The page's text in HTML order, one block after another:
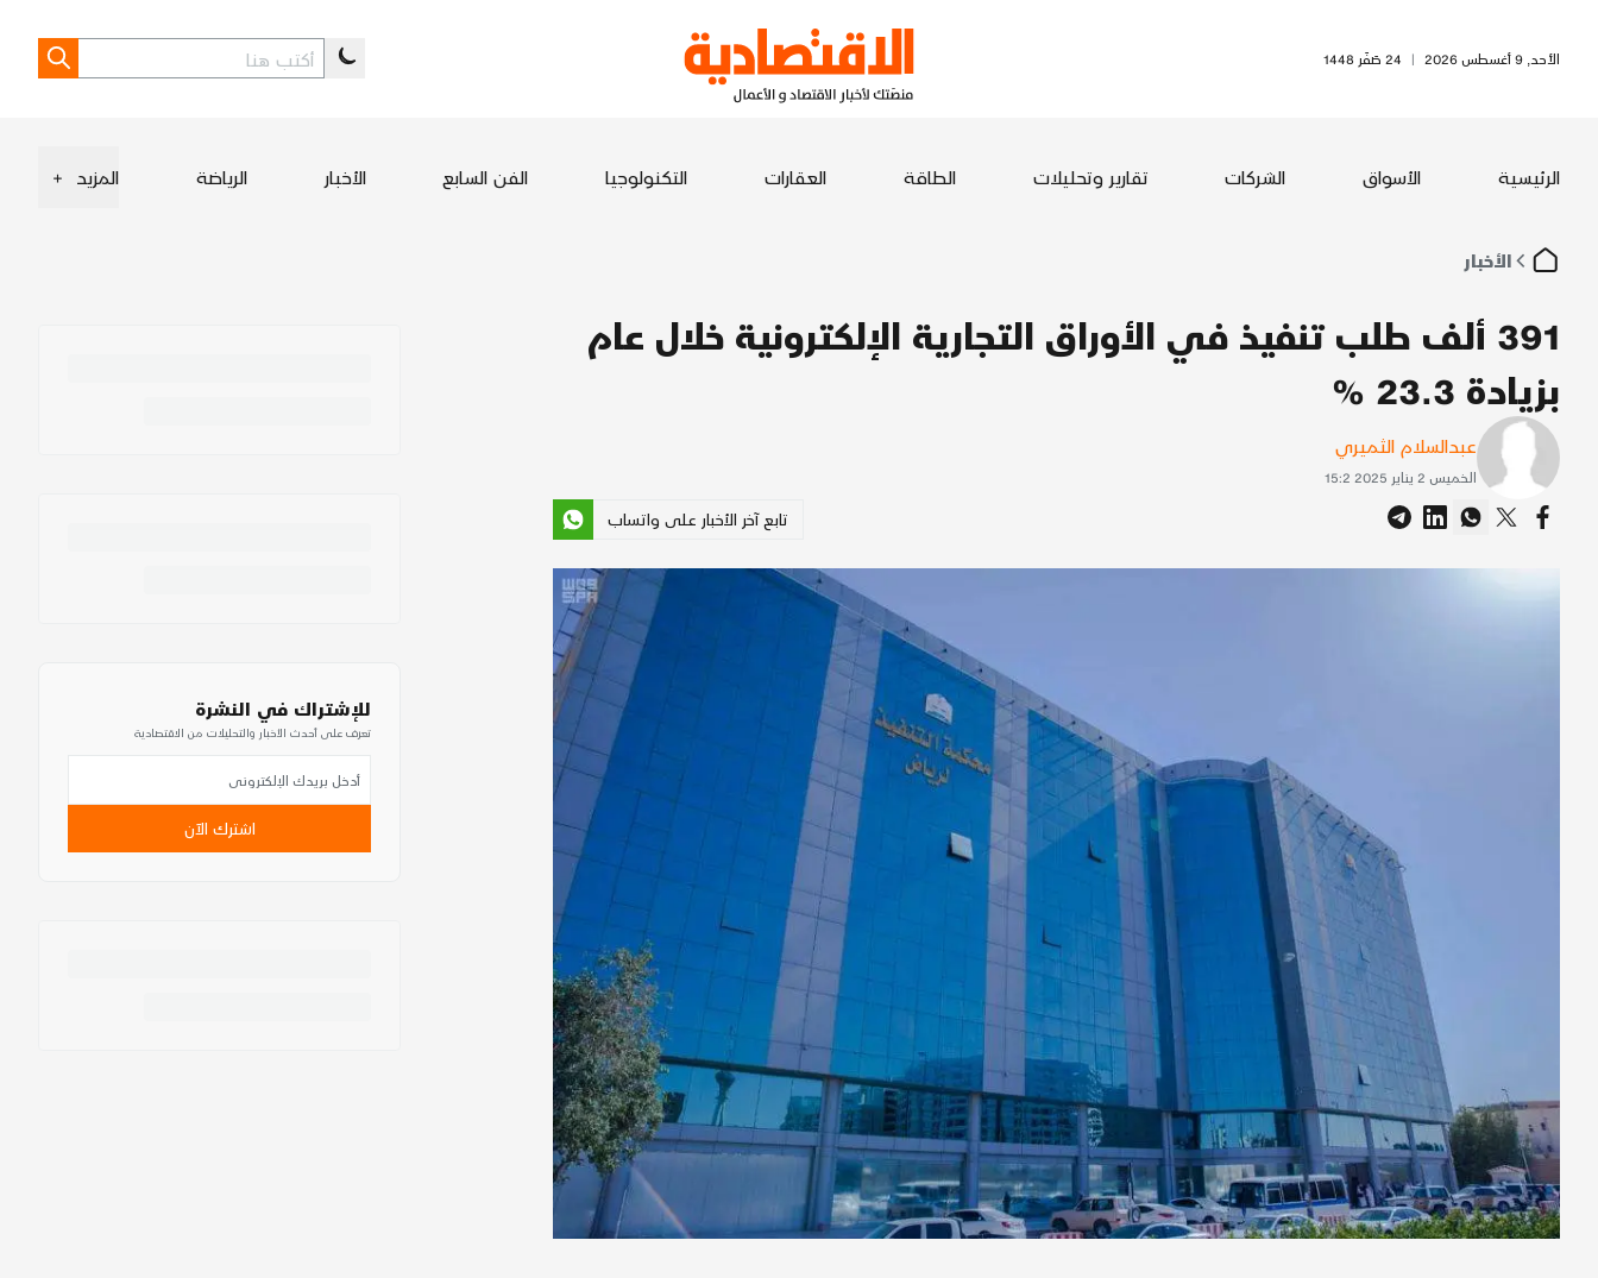
الأحد, 9 أغسطس 2026 | 24 صَفَر 1448
الرئيسية الأسواق الشركات تقارير وتحليلات الطاقة العقارات التكنولوجيا الفن السابع الأخبار الرياضة المزيد +
الأخبار
391 ألف طلب تنفيذ في الأوراق التجارية الإلكترونية خلال عام
بزيادة 23.3 %
عبدالسلام الثميري
الخميس 2 يناير 2025 15:2
تابع آخر الأخبار على واتساب
للإشتراك في النشرة
تعرف على أحدث الأخبار والتحليلات من الاقتصادية
اشترك الآن